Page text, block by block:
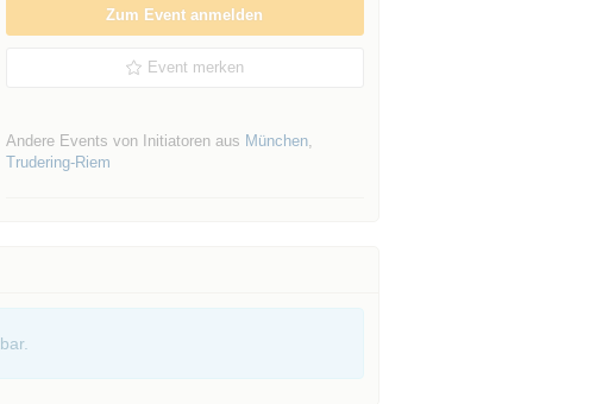
Zum Event anmelden
Event merken
Andere Events von Initiatoren aus München,
Trudering-Riem